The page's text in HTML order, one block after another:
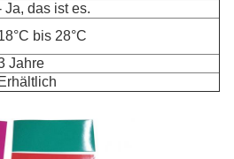
Ja, das ist es.
bis 28°C
Jahre
Erhältlich